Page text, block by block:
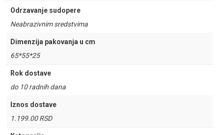
Odrzavanje sudopere
Neabrazivnim sredstvima
Dimenzija pakovanja u cm
65*55*25
Rok dostave
do 10 radnih dana
Iznos dostave
1.199.00 RSD